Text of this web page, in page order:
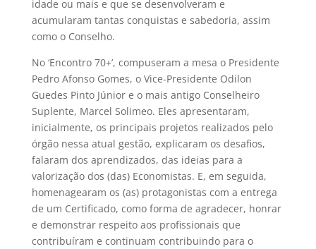
idade ou mais e que se desenvolveram e
acumularam tantas conquistas e sabedoria, assim
como o Conselho.
No ‘Encontro 70+’, compuseram a mesa o Presidente
Pedro Afonso Gomes, o Vice-Presidente Odilon
Guedes Pinto Júnior e o mais antigo Conselheiro
Suplente, Marcel Solimeo. Eles apresentaram,
inicialmente, os principais projetos realizados pelo
órgão nessa atual gestão, explicaram os desafios,
falaram dos aprendizados, das ideias para a
valorização dos (das) Economistas. E, em seguida,
homenagearam os (as) protagonistas com a entrega
de um Certificado, como forma de agradecer, honrar
e demonstrar respeito aos profissionais que
contribuíram e continuam contribuindo para o